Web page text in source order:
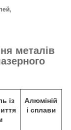
металів
із
Алюміній
і сплави